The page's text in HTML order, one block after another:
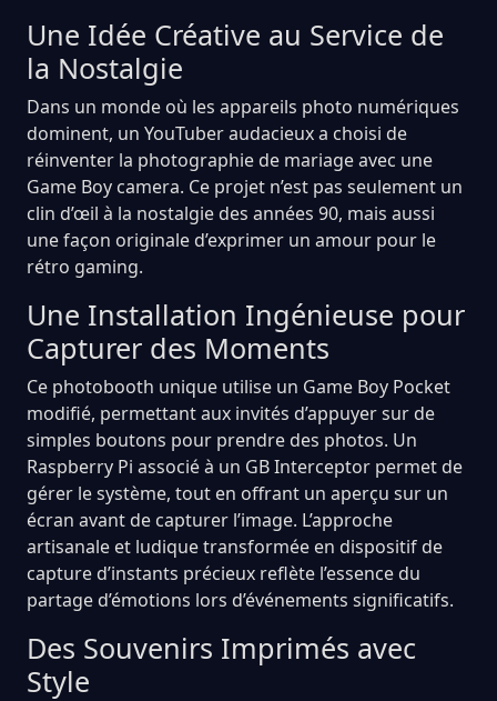
Une Idée Créative au Service de
la Nostalgie
Dans un monde où les appareils photo numériques
dominent, un YouTuber audacieux a choisi de
réinventer la photographie de mariage avec une
Game Boy camera. Ce projet n’est pas seulement un
clin d’œil à la nostalgie des années 90, mais aussi
une façon originale d’exprimer un amour pour le
rétro gaming.
Une Installation Ingénieuse pour
Capturer des Moments
Ce photobooth unique utilise un Game Boy Pocket
modifié, permettant aux invités d’appuyer sur de
simples boutons pour prendre des photos. Un
Raspberry Pi associé à un GB Interceptor permet de
gérer le système, tout en offrant un aperçu sur un
écran avant de capturer l’image. L’approche
artisanale et ludique transformée en dispositif de
capture d’instants précieux reflète l’essence du
partage d’émotions lors d’événements significatifs.
Des Souvenirs Imprimés avec
Style